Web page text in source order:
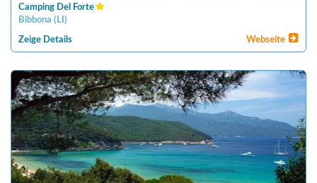
Camping Del Forte
Bibbona ( LI )
Zeige Details Webseite